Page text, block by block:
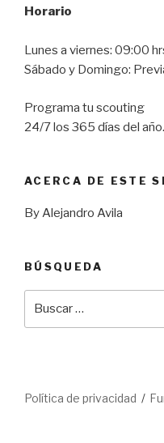
Horario
Lunes a viernes: 09:00
Sábado y Domingo:
Programa tu scouting
24/7 los 365 días del año.
ACERCA DE ESTE
By Alejandro Avila
BÚSQUEDA
Política de privacidad